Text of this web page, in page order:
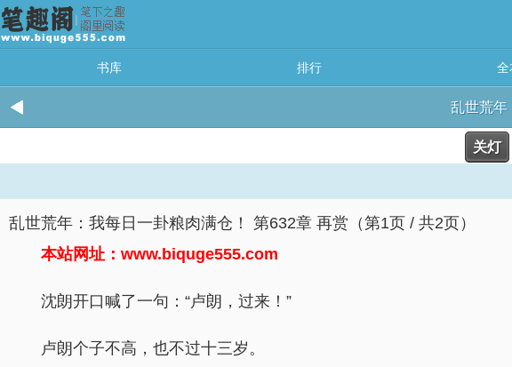
书库 排行 全
乱世荒年
关灯
乱世荒年：我每日一卦粮肉满仓！ 第632章 再赏（第1页 / 共2页）
本站网址：www.biquge555.com
沈朗开口喊了一句：“卢朗，过来！”
卢朗个子不高，也不过十三岁。